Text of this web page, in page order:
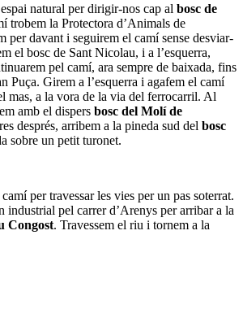
natural per dirigir-nos cap al bosc de
trobem la Protectora d’Animals de
per davant i seguirem el camí sense desviar-
el bosc de Sant Nicolau, i a l’esquerra,
pel camí, ara sempre de baixada, fins
Puça. Girem a l’esquerra i agafem el camí
mas, a la vora de la via del ferrocarril. Al
amb el dispers bosc del Molí de
després, arribem a la pineda sud del bosc
sobre un petit turonet.
per travessar les vies per un pas soterrat.
industrial pel carrer d’Arenys per arribar a la
Congost. Travessem el riu i tornem a la